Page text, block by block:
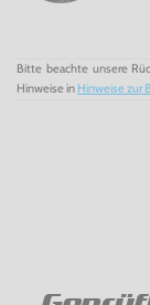
Bitte beachte unsere
Hinweise in Hinweise zur